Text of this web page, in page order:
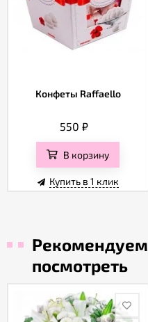
Конфеты Raffaello
550 ₽
В корзину
Купить в 1 клик
Рекомендуем
посмотреть